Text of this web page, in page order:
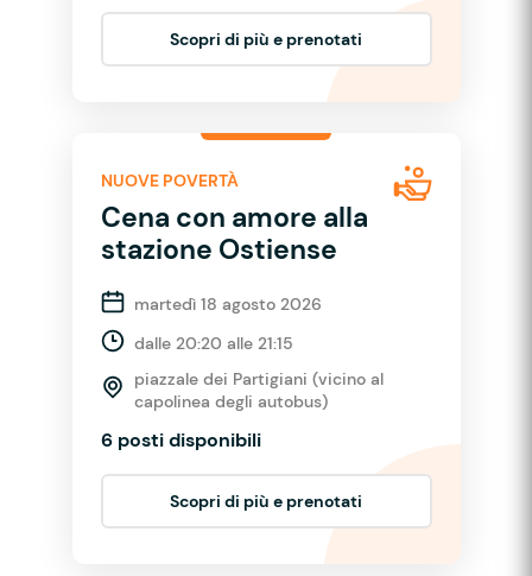
Scopri di più e prenotati
NUOVE POVERTÀ
Cena con amore alla
stazione Ostiense
martedì 18 agosto 2026
dalle 20:20 alle 21:15
piazzale dei Partigiani (vicino al
capolinea degli autobus)
6 posti disponibili
Scopri di più e prenotati